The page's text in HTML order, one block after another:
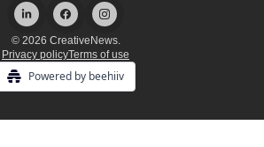
© 2026 CreativeNews.
Privacy policyTerms of use
Powered by beehiiv